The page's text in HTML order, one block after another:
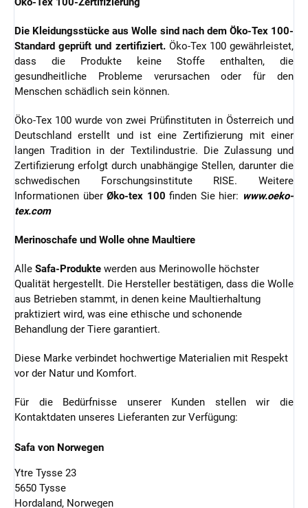
Die Kleidungsstücke aus Wolle sind nach dem Öko-Tex 100-
Standard geprüft und zertifiziert.Öko-Tex 100 gewährleistet,
dass die Produkte keine Stoffe enthalten, die
gesundheitliche Probleme verursachen oder für den
Menschen schädlich sein können.
Öko-Tex 100 wurde von zwei Prüfinstituten in Österreich und
Deutschland erstellt und ist eine Zertifizierung mit einer
langen Tradition in der Textilindustrie. Die Zulassung und
Zertifizierung erfolgt durch unabhängige Stellen, darunter die
schwedischen Forschungsinstitute RISE. Weitere
Informationen überØko-tex 100 finden Sie hier: www.oeko-
tex.com
Merinoschafe und Wolle ohne Maultiere
Alle Safa-Produkte werden aus Merinowolle höchster
Qualität hergestellt. Die Hersteller bestätigen, dass die Wolle
aus Betrieben stammt, in denen keine Maultierhaltung
praktiziert wird, was eine ethische und schonende
Behandlung der Tiere garantiert.
Diese Marke verbindet hochwertige Materialien mit Respekt
vor der Natur und Komfort.
Für die Bedürfnisse unserer Kunden stellen wir die
Kontaktdaten unseres Lieferanten zur Verfügung:
Safa von Norwegen
Ytre Tysse 23
5650 Tysse
Hordaland, Norwegen